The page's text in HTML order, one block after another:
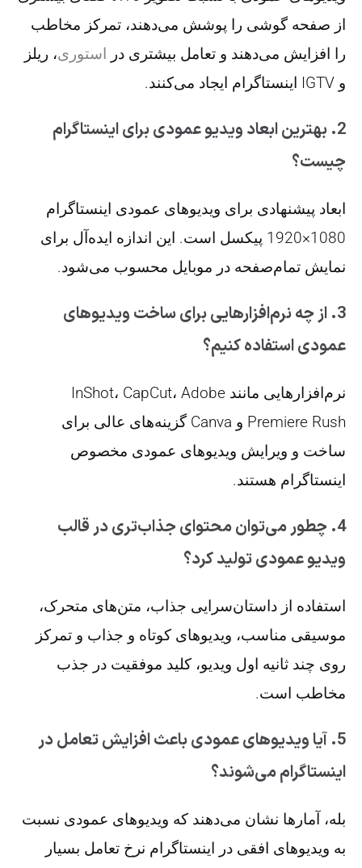
از صفحه گوشی را پوشش می‌دهند، تمرکز مخاطب
را افزایش می‌دهند و تعامل بیشتری در استوری، ریلز
و IGTV اینستاگرام ایجاد می‌کنند.
2. بهترین ابعاد ویدیو عمودی برای اینستاگرام
چیست؟
ابعاد پیشنهادی برای ویدیوهای عمودی اینستاگرام
1080×1920 پیکسل است. این اندازه ایده‌آل برای
نمایش تمام‌صفحه در موبایل محسوب می‌شود.
3. از چه نرم‌افزارهایی برای ساخت ویدیوهای
عمودی استفاده کنیم؟
نرم‌افزارهایی مانند InShot، CapCut، Adobe
Premiere Rush و Canva گزینه‌های عالی برای
ساخت و ویرایش ویدیوهای عمودی مخصوص
اینستاگرام هستند.
4. چطور می‌توان محتوای جذاب‌تری در قالب
ویدیو عمودی تولید کرد؟
استفاده از داستان‌سرایی جذاب، متن‌های متحرک،
موسیقی مناسب، ویدیوهای کوتاه و جذاب و تمرکز
روی چند ثانیه اول ویدیو، کلید موفقیت در جذب
مخاطب است.
5. آیا ویدیوهای عمودی باعث افزایش تعامل در
اینستاگرام می‌شوند؟
بله، آمارها نشان می‌دهند که ویدیوهای عمودی نسبت
به ویدیوهای افقی در اینستاگرام نرخ تعامل بسیار